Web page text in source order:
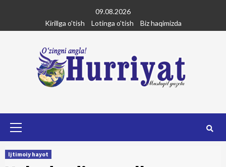
content
09.08.2026
Kirillga o'tish
Lotinga o'tish Biz haqimizda
Ijtimoiy hayot